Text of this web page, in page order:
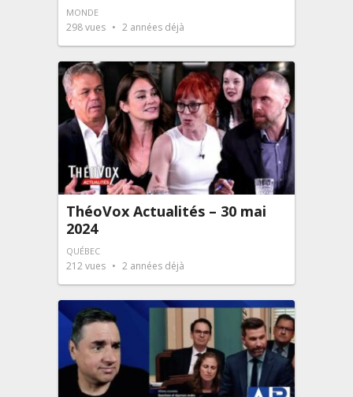
MONDE
298vues 2 années déjà
ThéoVox Actualités – 30 mai
2024
QUÉBEC
212vues 2 années déjà